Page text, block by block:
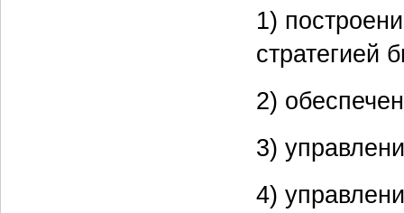
1)
стратегией
2)
3)
4)